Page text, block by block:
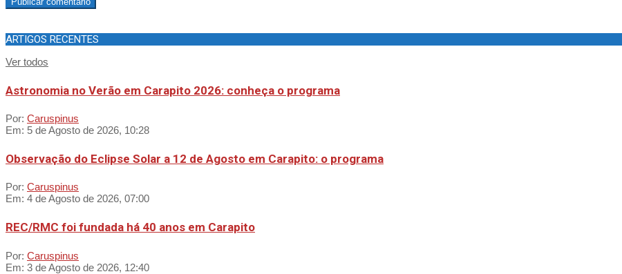
ARTIGOS RECENTES
Ver todos
Astronomia no Verão em Carapito 2026: conheça o programa
Por: Caruspinus
Em: 5 de Agosto de 2026, 10:28
Observação do Eclipse Solar a 12 de Agosto em Carapito: o programa
Por: Caruspinus
Em: 4 de Agosto de 2026, 07:00
REC/RMC foi fundada há 40 anos em Carapito
Por: Caruspinus
Em: 3 de Agosto de 2026, 12:40